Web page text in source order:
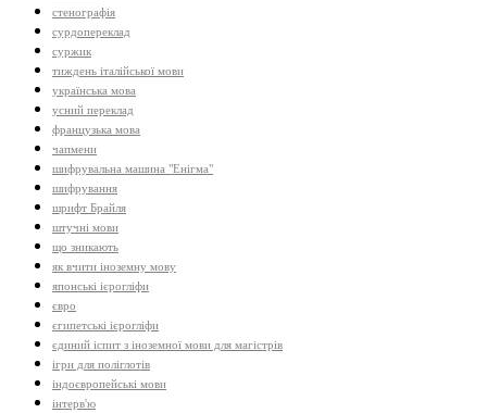
стенографія
сурдопереклад
суржик
тиждень італійської мови
українська мова
усний переклад
французька мова
чапмени
шифрувальна машина "Енігма"
шифрування
шрифт Брайля
штучні мови
що зникають
як вчити іноземну мову
японські ієрогліфи
євро
єгипетські ієрогліфи
єдиний іспит з іноземної мови для магістрів
ігри для поліглотів
індоєвропейські мови
інтерв'ю